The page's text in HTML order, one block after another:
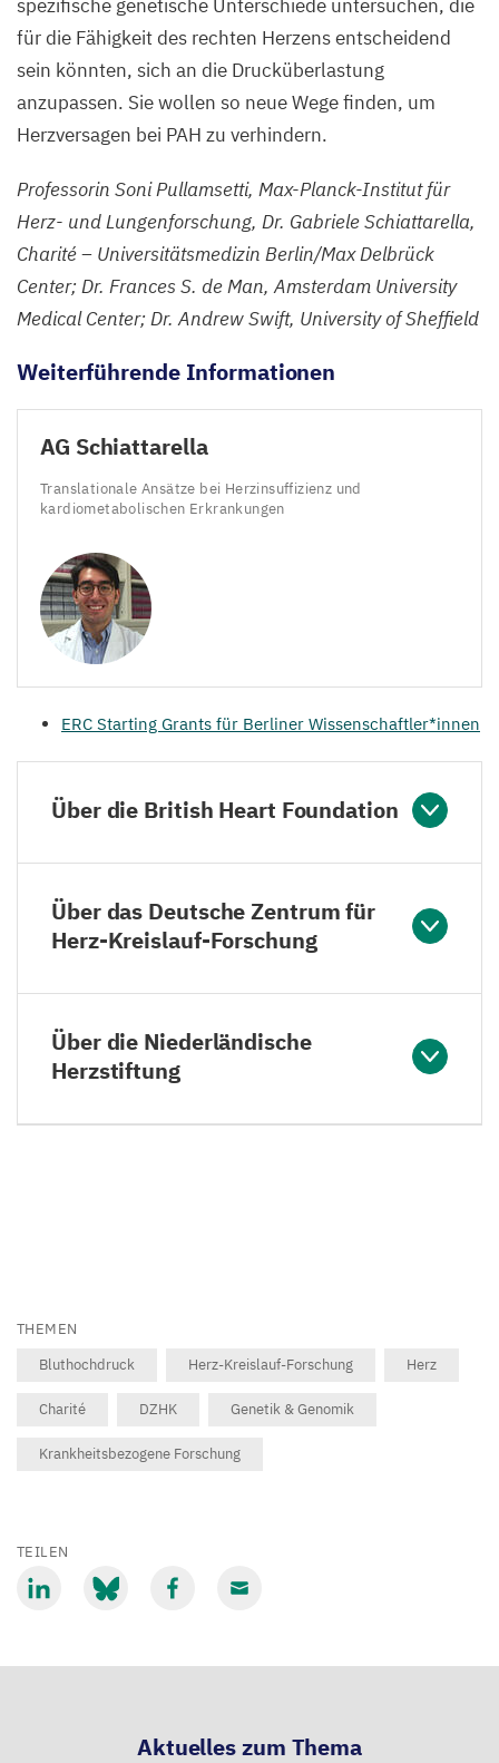
spezifische genetische Unterschiede untersuchen, die
für die Fähigkeit des rechten Herzens entscheidend
sein könnten, sich an die Drucküberlastung
anzupassen. Sie wollen so neue Wege finden, um
Herzversagen bei PAH zu verhindern.
Professorin Soni Pullamsetti, Max-Planck-Institut für
Herz- und Lungenforschung, Dr. Gabriele Schiattarella,
Charité – Universitätsmedizin Berlin/​Max Delbrück
Center; Dr. Frances S. de Man, Amsterdam University
Medical Center; Dr. Andrew Swift, University of Sheffield
Weiterführende Informationen
AG Schiattarella
Translationale Ansätze bei Herzinsuffizienz und
kardiometabolischen Erkrankungen
ERC Starting Grants für Berliner Wissenschaftler*innen
Über die British Heart Foundation
Über das Deutsche Zentrum für
Herz-Kreislauf-Forschung
Über die Niederländische
Herzstiftung
THEMEN
Bluthochdruck
Herz-Kreislauf-Forschung Herz
Charité DZHK Genetik & Genomik
Krankheitsbezogene Forschung
TEILEN
Aktuelles zum Thema